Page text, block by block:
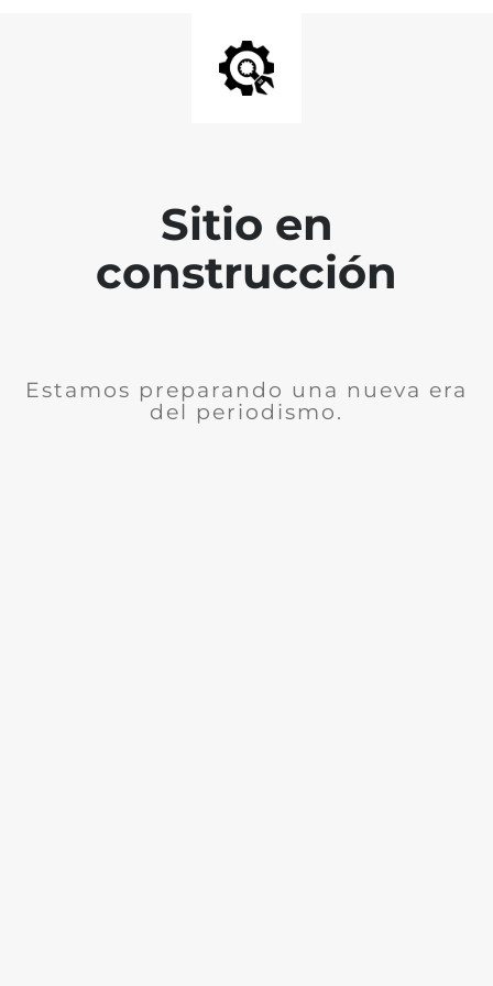
Sitio en
construcción
Estamos preparando una nueva era
del periodismo.